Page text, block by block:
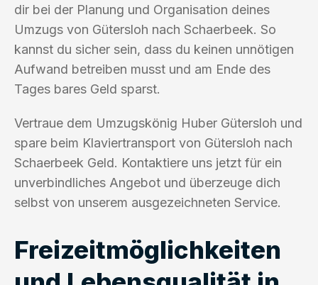
dir bei der Planung und Organisation deines
Umzugs von Gütersloh nach Schaerbeek. So
kannst du sicher sein, dass du keinen unnötigen
Aufwand betreiben musst und am Ende des
Tages bares Geld sparst.
Vertraue dem Umzugskönig Huber Gütersloh und
spare beim Klaviertransport von Gütersloh nach
Schaerbeek Geld. Kontaktiere uns jetzt für ein
unverbindliches Angebot und überzeuge dich
selbst von unserem ausgezeichneten Service.
Freizeitmöglichkeiten